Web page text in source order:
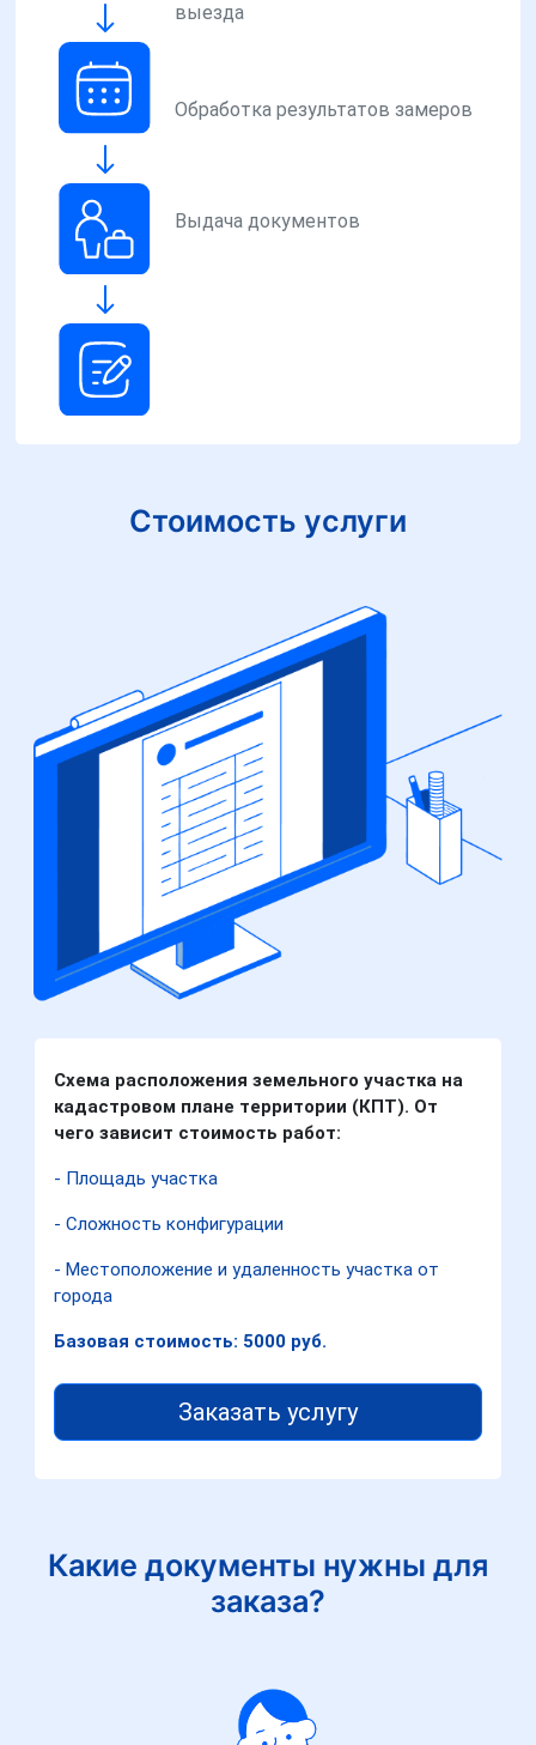
выезда
Обработка результатов замеров
Выдача документов
Стоимость услуги
Схема расположения земельного участка на
кадастровом плане территории (КПТ). От
чего зависит стоимость работ:
- Площадь участка
- Сложность конфигурации
- Местоположение и удаленность участка от
города
Базовая стоимость: 5000 руб.
Заказать услугу
Какие документы нужны для
заказа?